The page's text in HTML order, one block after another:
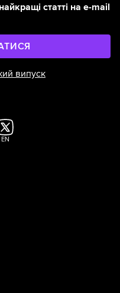
статті на e-mail
випуск
EN